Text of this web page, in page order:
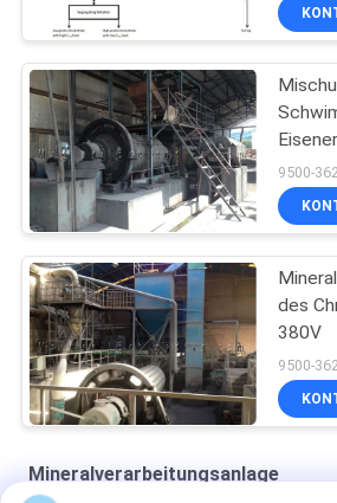
des
380V
Mineralverarbeitungsanlage